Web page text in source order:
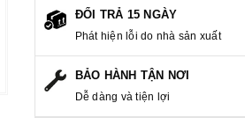
ĐỔI TRẢ 15 NGÀY
Phát hiện lỗi do nhà sản xuất
BẢO HÀNH TẬN NƠI
Dễ dàng và tiện lợi